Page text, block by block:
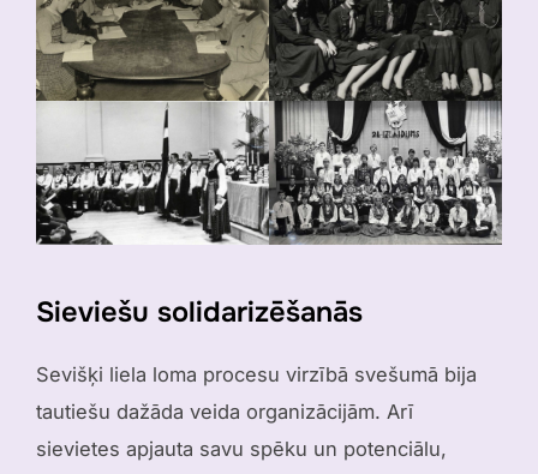
Sieviešu solidarizēšanās
Sevišķi liela loma procesu virzībā svešumā bija
tautiešu dažāda veida organizācijām. Arī
sievietes apjauta savu spēku un potenciālu,